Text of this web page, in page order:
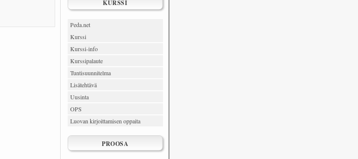
KURSSI
Peda.net
Kurssi
Kurssi-info
Kurssipalaute
Tuntisuunnitelma
Lisätehtävä
Uusinta
OPS
Luovan kirjoittamisen oppaita
PROOSA